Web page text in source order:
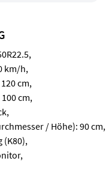
km/h,
cm,
cm,
/ Höhe): 90 cm,
(K80),